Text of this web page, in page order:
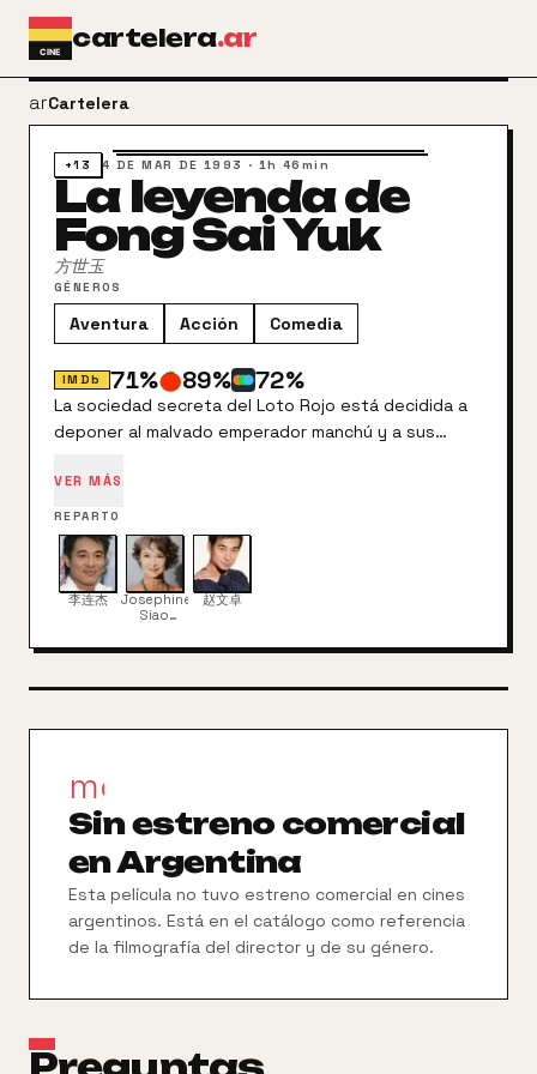
Ir al contenido principal
cartelera.ar
arrow_back
Cartelera
+13 4 DE MAR DE 1993 · 1h 46min
La leyenda de
Fong Sai Yuk
方世玉
GÉNEROS
Aventura Acción Comedia
IMDb 71% 89% 72%
La sociedad secreta del Loto Rojo está decidida a
deponer al malvado emperador manchú y a sus
la misión de elaborar una lista con los nombres de
los miembros de dicha sociedad. Mientras, Fong Sai
Yuk, un cantonés que practica las artes marciales,
se enamora de la preciosa hija de un rico
comerciante recién llegado a Cantón. Su padre, en
un intento por ganar influencia en la zona y mejorar
sus negocios, ofrece a su hija en matrimonio a aquel
marciales
VER MÁS
REPARTO
李连杰
Josephine
Siao
Fong
赵文卓
movie_filter
Sin estreno comercial
en Argentina
Esta película no tuvo estreno comercial en cines
argentinos. Está en el catálogo como referencia
de la filmografía del director y de su género.